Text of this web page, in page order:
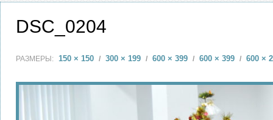
DSC_0204
РАЗМЕРЫ: 150 × 150 / 300 × 199 / 600 × 399 / 600 × 399 / 600 ×